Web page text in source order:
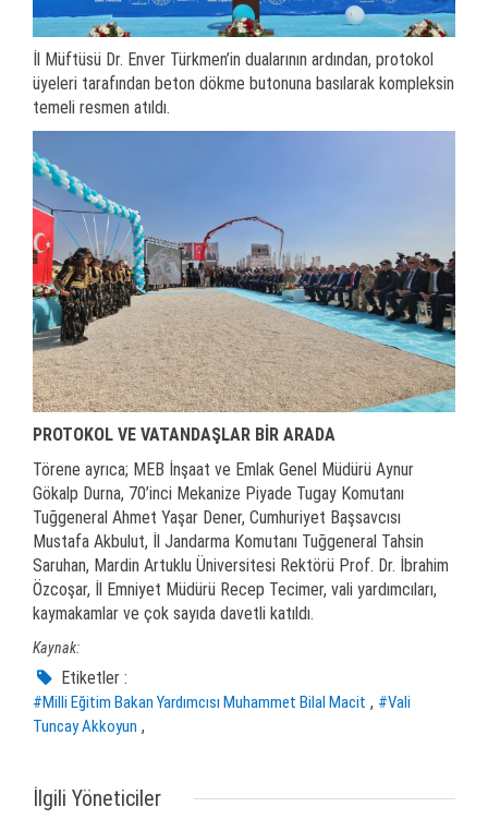
İl Müftüsü Dr. Enver Türkmen’in dualarının ardından, protokol
üyeleri tarafından beton dökme butonuna basılarak kompleksin
temeli resmen atıldı.
PROTOKOL VE VATANDAŞLAR BİR ARADA
Törene ayrıca; MEB İnşaat ve Emlak Genel Müdürü Aynur
Gökalp Durna, 70’inci Mekanize Piyade Tugay Komutanı
Tuğgeneral Ahmet Yaşar Dener, Cumhuriyet Başsavcısı
Mustafa Akbulut, İl Jandarma Komutanı Tuğgeneral Tahsin
Saruhan, Mardin Artuklu Üniversitesi Rektörü Prof. Dr. İbrahim
Özcoşar, İl Emniyet Müdürü Recep Tecimer, vali yardımcıları,
kaymakamlar ve çok sayıda davetli katıldı.
Kaynak:
Etiketler :
#Milli Eğitim Bakan Yardımcısı Muhammet Bilal Macit , #Vali
Tuncay Akkoyun ,
İlgili Yöneticiler